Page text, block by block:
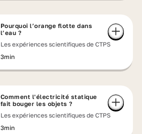
Pourquoi l’orange flotte dans
l’eau ?
Les expériences scientifiques de CTPS
3min
Comment l'électricité statique
fait bouger les objets ?
Les expériences scientifiques de CTPS
3min